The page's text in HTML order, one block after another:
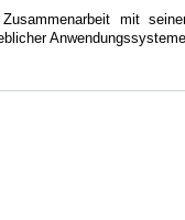
mit